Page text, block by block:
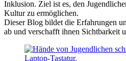
Inklusion. Ziel ist es, den
Kultur zu ermöglichen.
Dieser Blog bildet die Erfahrungen
ab und verschafft ihnen Sichtbarkeit